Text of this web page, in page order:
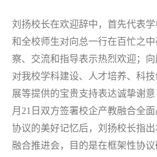
刘扬校长在欢迎辞中，首先代表
和全校师生对向总一行在百忙之
察、交流和指导表示热烈欢迎；向
对我校学科建设、人才培养、科
展等提供的宝贵支持表达诚挚谢
月21日双方签署校企产教融合全
协议的美好记忆后，刘扬校长指
融合推进会，目的是在框架性协